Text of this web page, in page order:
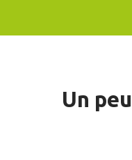
Un